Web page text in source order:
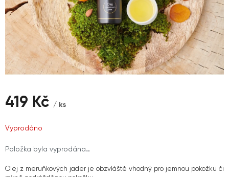
419 Kč / ks
cena:
Vyprodáno
Položka byla vyprodána…
Olej z meruňkových jader je obzvláště vhodný pro jemnou pokožku či